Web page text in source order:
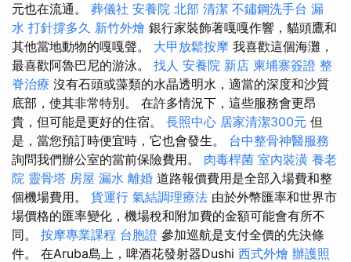
元也在流通。 葬儀社 安養院 北部 清潔 不鏽鋼洗手台 漏
水 打針撐多久 新竹外燴 銀行家裝飾著嘎嘎作響，貓頭鷹和
其他當地動物的嘎嘎聲。 大甲放鬆按摩 我喜歡這個海灘，
最喜歡阿魯巴尼的游泳。 找人 安養院 新店 柬埔寨簽證 整
脊治療 沒有石頭或藻類的水晶透明水，適當的深度和沙質
底部，使其非常特別。 在許多情況下，這些服務會更昂
貴，但可能是更好的住宿。 長照中心 居家清潔300元 但
是，當您預訂時便宜時，它也會發生。 台中整骨神醫服務
詢問我們辦公室的當前保險費用。 肉毒桿菌 室內裝潢 養老
院 靈骨塔 房屋 漏水 離婚 道路報價費用是全部入場費和整
個機場費用。 貨運行 氣結調理療法 由於外幣匯率和世界市
場價格的匯率變化，機場稅和附加費的金額可能會有所不
同。 按摩專業課程 台胞證 參加巡航是支付全價的先決條
件。 在Aruba島上，啤酒花發射器Dushi 西式外燴 辦護照